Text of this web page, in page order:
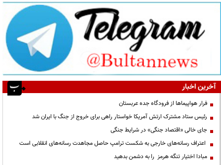
آخرین اخبار
فرار هواپیماها از فرودگاه جده عربستان
رئیس ستاد مشترک ارتش آمریکا خواستار راهی برای خروج از جنگ با ایران شد
جای خالی «اقتصاد جنگی» در شرایط جنگی
اعتراف رسانه‌های خارجی به شکست ترامپ حاصل مجاهدت رسانه‌های انقلابی است
مبادا اختیار تنگه هرمز را به دشمن بدهید